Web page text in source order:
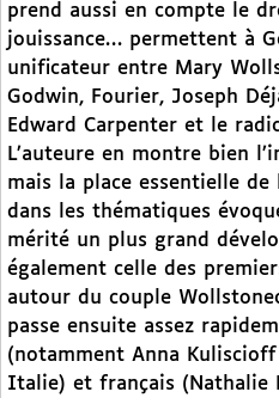
prend aussi en compte le
jouissance… permettent à
unificateur entre Mary
Godwin, Fourier, Joseph
Edward Carpenter et le
L’auteure en montre bien
mais la place essentielle de
dans les thématiques
mérité un plus grand
également celle des
autour du couple
passe ensuite assez
(notamment Anna
Italie) et français (Nathalie